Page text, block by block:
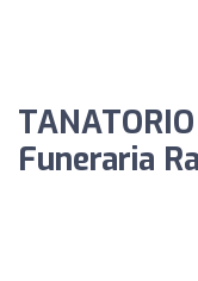
Funeraria